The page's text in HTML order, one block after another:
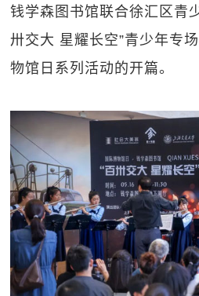
钱学森图书馆联合徐汇区青
卅交大 星耀长空”青少年专
物馆日系列活动的开篇。